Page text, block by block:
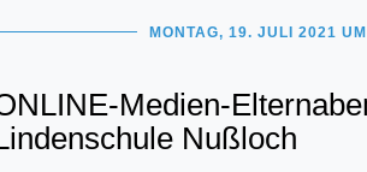
MONTAG, 19. JULI 2021
Medien-
Nußloch